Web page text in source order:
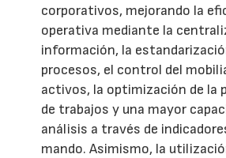
corporativos, mejorando la
operativa mediante la
información, la
procesos, el control del
activos, la optimización de la
de trabajos y una mayor
análisis a través de
mando. Asimismo, la